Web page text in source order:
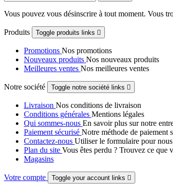
Vous pouvez vous désinscrire à tout moment. Vous
Produits Toggle produits links 
Promotions Nos promotions
Nouveaux produits Nos nouveaux produits
Meilleures ventes Nos meilleures ventes
Notre société Toggle notre société links 
Livraison Nos conditions de livraison
Conditions générales Mentions légales
Qui sommes-nous En savoir plus sur notre
Paiement sécurisé Notre méthode de paiement
Contactez-nous Utiliser le formulaire pour
Plan du site Vous êtes perdu ? Trouvez ce que
Magasins
Votre compte Toggle your account links 